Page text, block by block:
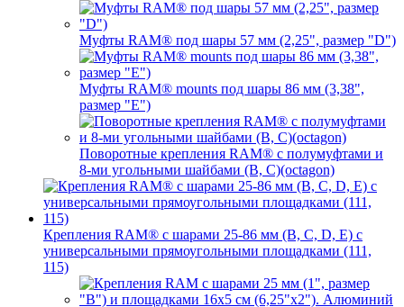
Муфты RAM® под шары 57 мм (2,25", размер "D")
Муфты RAM® mounts под шары 86 мм (3,38",
размер "E")
Поворотные крепления RAM® c полумуфтами и
8-ми угольными шайбами (B, C)(octagon)
Крепления RAM® с шарами 25-86 мм (B, C, D, E) с
универсальными прямоугольными площадками (111,
115)